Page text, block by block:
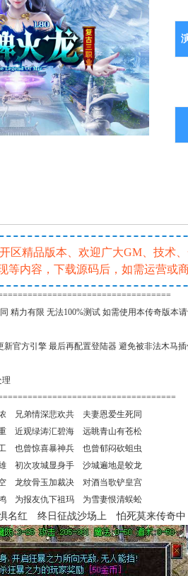
区精品版本、欢迎广大GM、技术
等内容，下载源码后，如需运营或
精力有限 无法100%测试 如需使用本传奇版本
新官方引擎 最后再配置登陆器 避免被非法木马
理
兄弟情深悲欢共 夫妻恩爱生死同
近观绿涛汇碧海 远眺青山有苍松
也曾惊喜暴神兵 也曾郁闷砍蛆虫
初次攻城显身手 沙城遍地是蛟龙
龙纹骨玉加裁决 对酒当歌铲皇宫
为报友仇下祖玛 为雪妻恨清蜈蚣
名红 终日征战沙场上 怕死莫来传奇中